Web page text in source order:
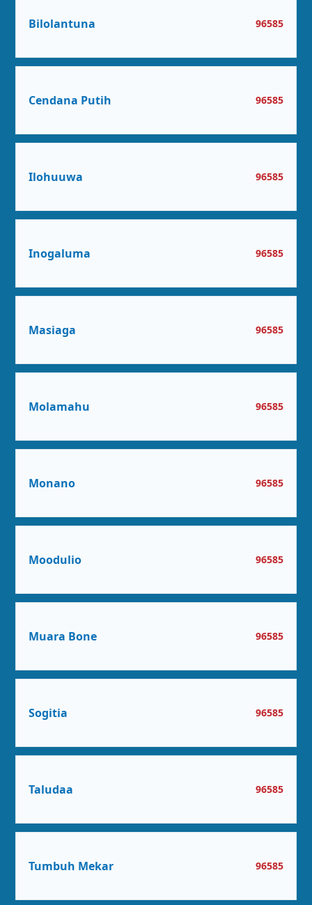
Bilolantuna 96585
Cendana Putih 96585
Ilohuuwa 96585
Inogaluma 96585
Masiaga 96585
Molamahu 96585
Monano 96585
Moodulio 96585
Muara Bone 96585
Sogitia 96585
Taludaa 96585
Tumbuh Mekar 96585